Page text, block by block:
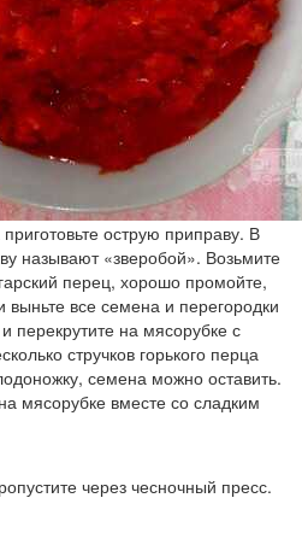
острую приправу. В
называют «зверобой». Возьмите
перец, хорошо промойте,
выньте все семена и перегородки
перекрутите на мясорубке с
стручков горького перца
семена можно оставить.
мясорубке вместе со сладким
через чесночный пресс.